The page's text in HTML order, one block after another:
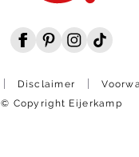
Disclaimer
© Copyright Eijerkamp